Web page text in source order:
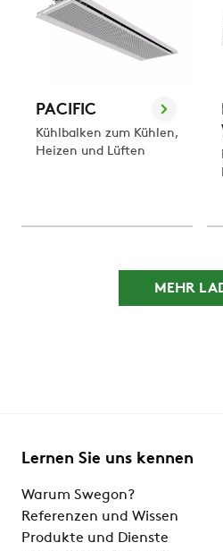
PACIFIC
Kühlbalken zum Kühlen,
Heizen und Lüften
MEHR
Lernen Sie uns kennen
Warum Swegon?
Referenzen und Wissen
Produkte und Dienste